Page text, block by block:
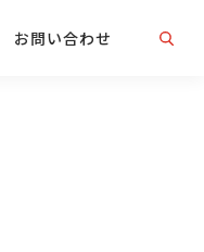
お問い合わせ